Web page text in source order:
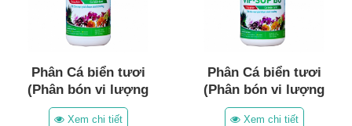
Phân Cá biển tươi
(Phân bón vi lượng
ViF-SUP Bo) (250ml)
Xem chi tiết
Phân Cá biển tươi
(Phân bón vi lượng
ViF-SUP Bo) (100ml)
Xem chi tiết